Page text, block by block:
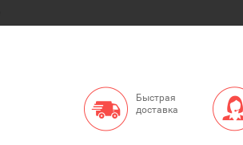
Быстрая
доставка